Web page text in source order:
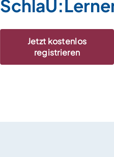
Jetzt kostenlos
registrieren